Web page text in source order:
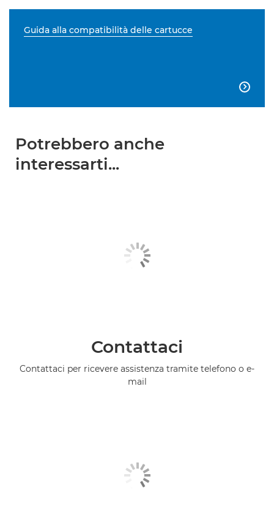
Guida alla compatibilità delle cartucce

Potrebbero anche
interessarti...
Contattaci
Contattaci per ricevere assistenza tramite telefono o e-
mail